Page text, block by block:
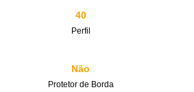
40
Perfil
Não
Protetor de Borda